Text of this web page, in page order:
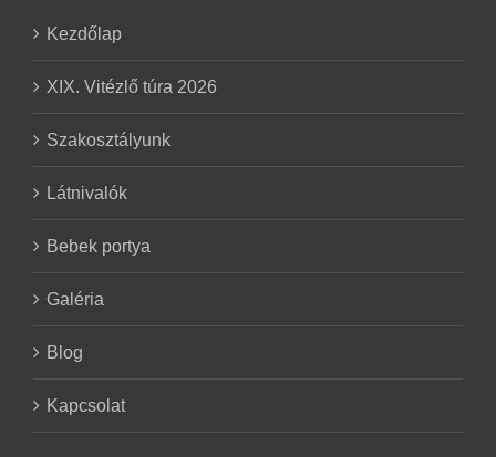
Kezdőlap
XIX. Vitézlő túra 2026
Szakosztályunk
Látnivalók
Bebek portya
Galéria
Blog
Kapcsolat